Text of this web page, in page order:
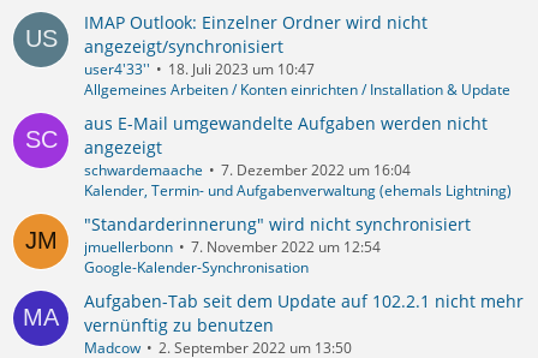
IMAP Outlook: Einzelner Ordner wird nicht
angezeigt/synchronisiert
user4'33''
18. Juli 2023 um 10:47
Allgemeines Arbeiten / Konten einrichten / Installation & Update
aus E-Mail umgewandelte Aufgaben werden nicht
angezeigt
schwardemaache
7. Dezember 2022 um 16:04
Kalender, Termin- und Aufgabenverwaltung (ehemals Lightning)
"Standarderinnerung" wird nicht synchronisiert
jmuellerbonn
7. November 2022 um 12:54
Google-Kalender-Synchronisation
Aufgaben-Tab seit dem Update auf 102.2.1 nicht mehr
vernünftig zu benutzen
Madcow
2. September 2022 um 13:50